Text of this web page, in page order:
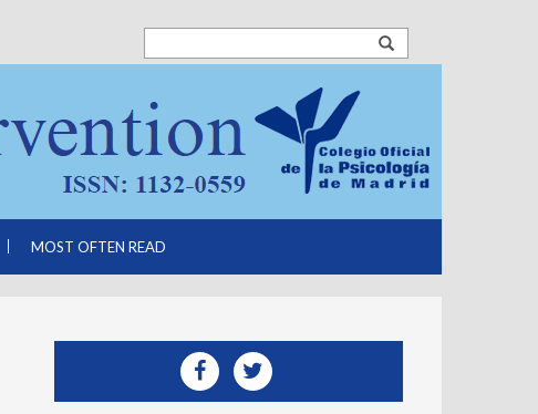
MOST OFTEN READ